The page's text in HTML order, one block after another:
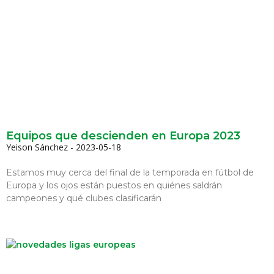
Equipos que descienden en Europa 2023
Yeison Sánchez 2023-05-18
Estamos muy cerca del final de la temporada en fútbol de
Europa y los ojos están puestos en quiénes saldrán
campeones y qué clubes clasificarán